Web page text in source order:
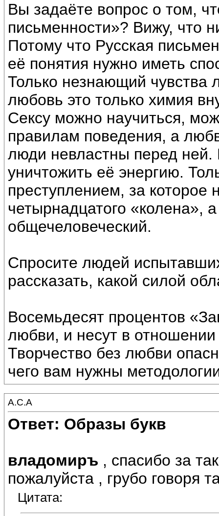
Вы задаёте вопрос о том,
письменности»? Вижу, что
Потому что Русская
её понятия нужно иметь
Только незнающий чувства
любовь это только химия
Сексу можно научиться,
правилам поведения, а
люди невластны перед
уничтожить её энергию.
преступлением, за которое
четырнадцатого «колена»,
общечеловеческий.
Спросите людей
рассказать, какой силой
Восемьдесят процентов
любви, и несут в
Творчество без любви
чего вам нужны
А.С.А
Ответ: Образы букв
владомиръ , спасибо за
пожалуйста , грубо говоря
Цитата: